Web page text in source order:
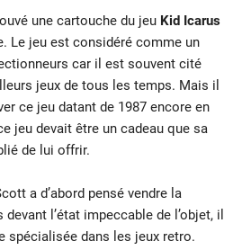
une cartouche du jeu Kid Icarus
Le jeu est considéré comme un
car il est souvent cité
jeux de tous les temps. Mais il
ce jeu datant de 1987 encore en
jeu devait être un cadeau que sa
de lui offrir.
a d’abord pensé vendre la
l’état impeccable de l’objet, il
spécialisée dans les jeux retro.